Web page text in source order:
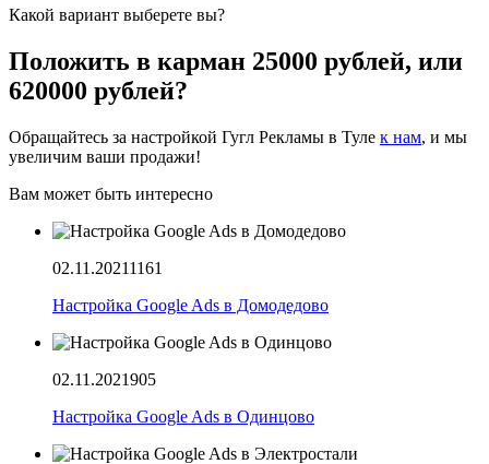
Какой вариант выберете вы?
Положить в карман 25000 рублей, или
620000 рублей?
Обращайтесь за настройкой Гугл Рекламы в Туле к нам, и мы
увеличим ваши продажи!
Вам может быть интересно
02.11.20211161
Настройка Google Ads в Домодедово
02.11.2021905
Настройка Google Ads в Одинцово